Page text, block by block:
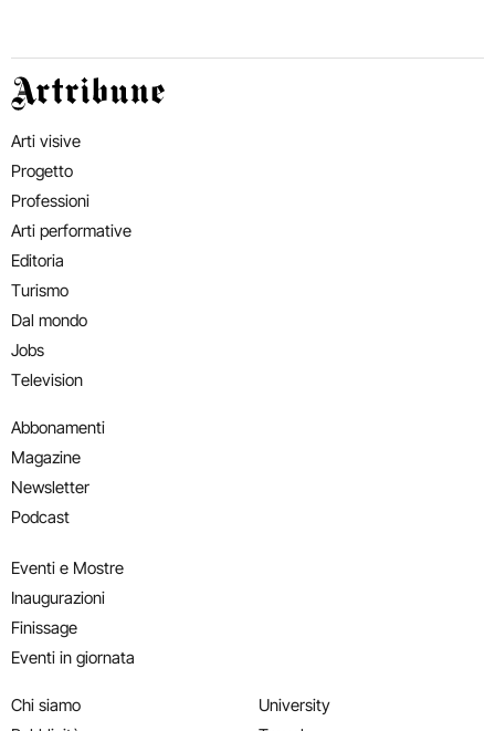
Artribune
Arti visive
Progetto
Professioni
Arti performative
Editoria
Turismo
Dal mondo
Jobs
Television
Abbonamenti
Magazine
Newsletter
Podcast
Eventi e Mostre
Inaugurazioni
Finissage
Eventi in giornata
Chi siamo
University